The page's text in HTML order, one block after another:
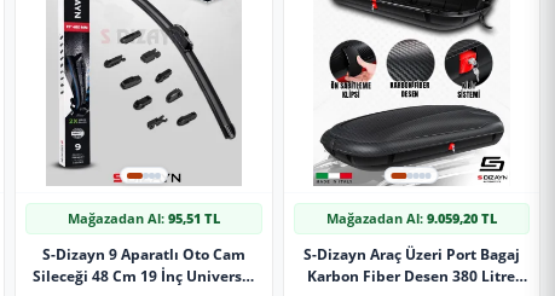
Mağazadan Al: 95,51 TL
S-Dizayn 9 Aparatlı Oto Cam
Sileceği 48 Cm 19 İnç Universal
Mağazadan Al: 9.059,20 TL
S-Dizayn Araç Üzeri Port Bagaj
Karbon Fiber Desen 380 Litre